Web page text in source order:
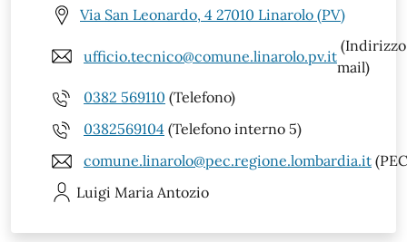
Via San Leonardo, 4 27010 Linarolo (PV)
ufficio.tecnico@comune.linarolo.pv.it
(Indirizzo
mail)
0382 569110 (Telefono)
0382569104 (Telefono interno 5)
comune.linarolo@pec.regione.lombardia.it
Luigi Maria Antozio